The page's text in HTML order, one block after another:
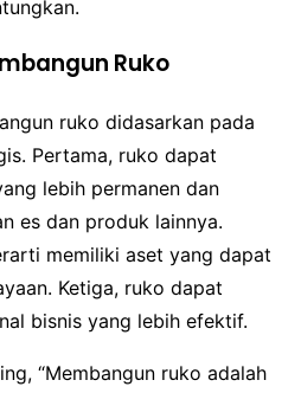
Ruko
ruko didasarkan pada
Pertama, ruko dapat
lebih permanen dan
es dan produk lainnya.
memiliki aset yang dapat
Ketiga, ruko dapat
bisnis yang lebih efektif.
“Membangun ruko adalah